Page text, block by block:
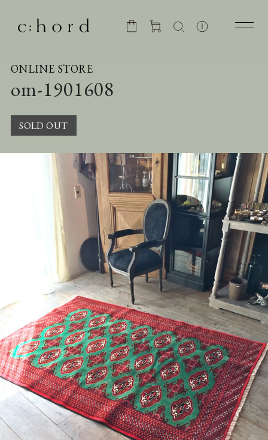
ONLINE STORE
om-1901608